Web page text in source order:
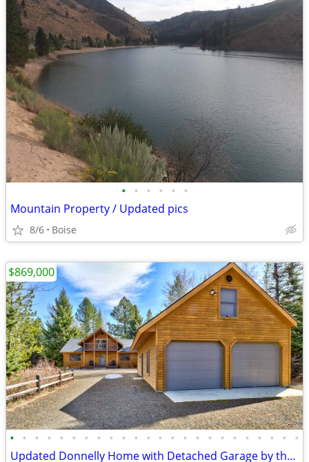
• • • • • •
Mountain Property / Updated pics
8/6 Boise
• • • • • • • • • • • • • • • • • • • • • • • •
Updated Donnelly Home with Detached Garage by the Lake and Boat Ramp
$869,000